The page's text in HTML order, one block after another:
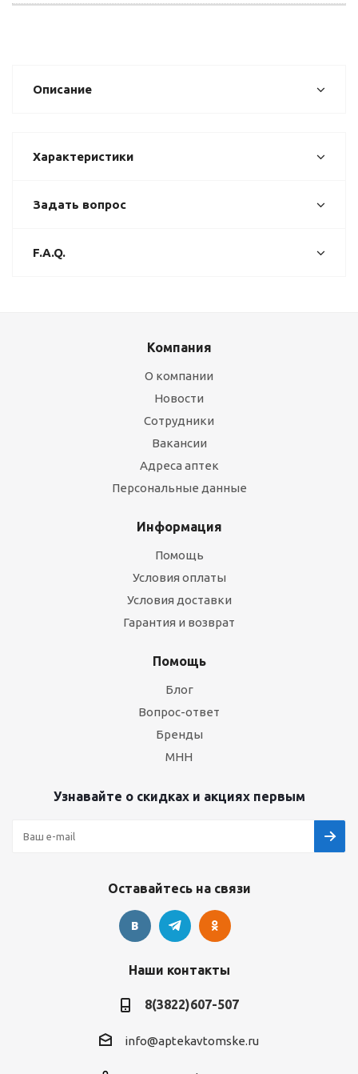
Описание
Характеристики
Задать вопрос
F.A.Q.
Компания
О компании
Новости
Сотрудники
Вакансии
Адреса аптек
Персональные данные
Информация
Помощь
Условия оплаты
Условия доставки
Гарантия и возврат
Помощь
Блог
Вопрос-ответ
Бренды
МНН
Узнавайте о скидках и акциях первым
Оставайтесь на связи
Наши контакты
8(3822)607-507
info@aptekavtomske.ru